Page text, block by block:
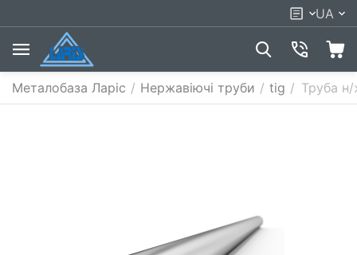
UA
Металобаза Ларіс / Нержавіючі труби / tig / Труба